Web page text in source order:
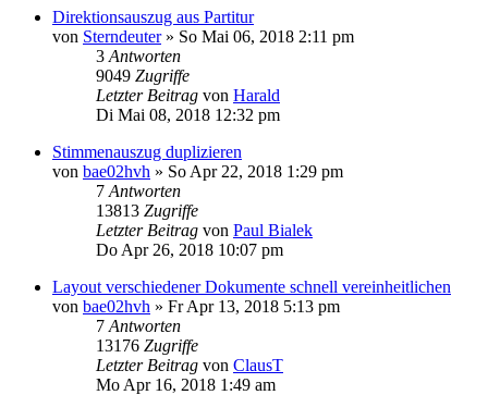
Direktionsauszug aus Partitur
von Sterndeuter» So Mai 06, 2018 2:11 pm
3 Antworten
9049 Zugriffe
Letzter Beitrag von Harald
Di Mai 08, 2018 12:32 pm
Stimmenauszug duplizieren
von bae02hvh » So Apr 22, 2018 1:29 pm
7 Antworten
13813 Zugriffe
Letzter Beitrag von Paul Bialek
Do Apr 26, 2018 10:07 pm
Layout verschiedener Dokumente schnell vereinheitlichen
von bae02hvh » Fr Apr 13, 2018 5:13 pm
7 Antworten
13176 Zugriffe
Letzter Beitrag von ClausT
Mo Apr 16, 2018 1:49 am